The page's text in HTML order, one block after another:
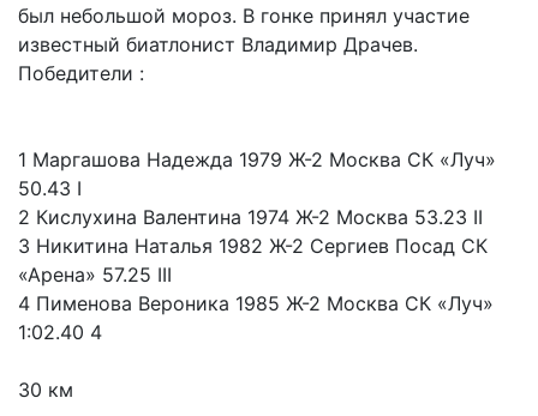
был небольшой мороз. В гонке принял участие
известный биатлонист Владимир Драчев.
Победители :
1 Маргашова Надежда 1979 Ж-2 Москва СК «Луч»
50.43 I
2 Кислухина Валентина 1974 Ж-2 Москва 53.23 II
3 Никитина Наталья 1982 Ж-2 Сергиев Посад СК
«Арена» 57.25 III
4 Пименова Вероника 1985 Ж-2 Москва СК «Луч»
1:02.40 4
30 км